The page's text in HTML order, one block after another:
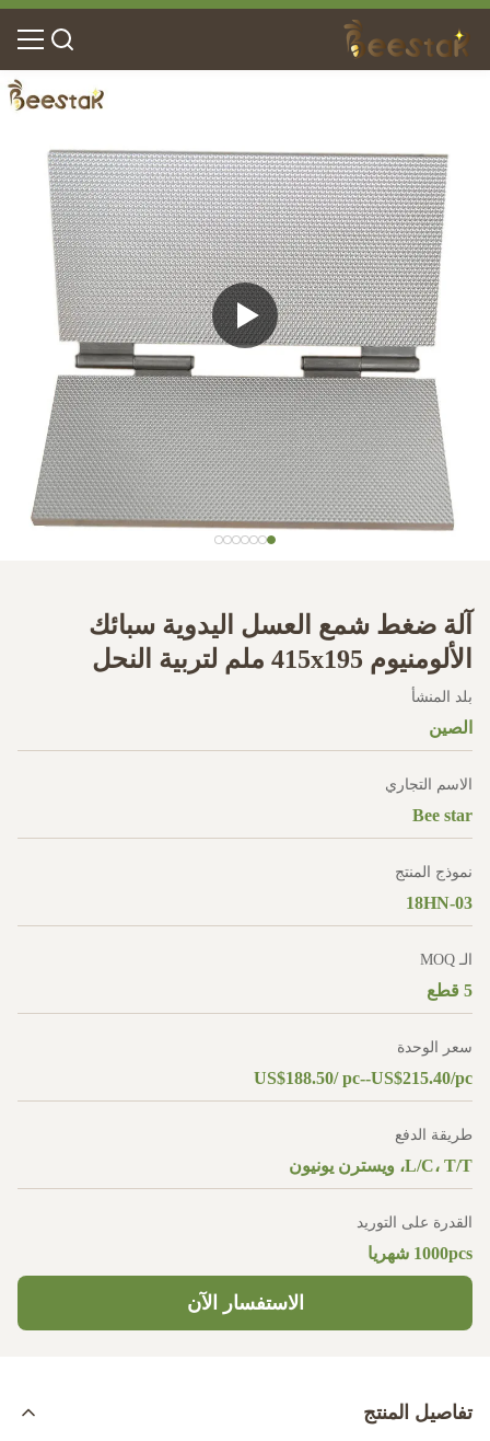
آلة ضغط شمع العسل اليدوية سبائك
الألومنيوم 415x195 ملم لتربية النحل
بلد المنشأ
الصين
الاسم التجاري
Bee star
نموذج المنتج
18HN-03
الـ MOQ
5 قطع
سعر الوحدة
US$188.50/ pc--US$215.40/pc
طريقة الدفع
L/C، T/T، ويسترن يونيون
القدرة على التوريد
1000pcs شهريا
الاستفسار الآن
تفاصيل المنتج